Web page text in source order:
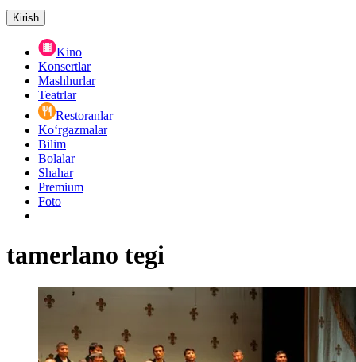
Kirish
Kino
Konsertlar
Mashhurlar
Teatrlar
Restoranlar
Ko‘rgazmalar
Bilim
Bolalar
Shahar
Premium
Foto
tamerlano tegi